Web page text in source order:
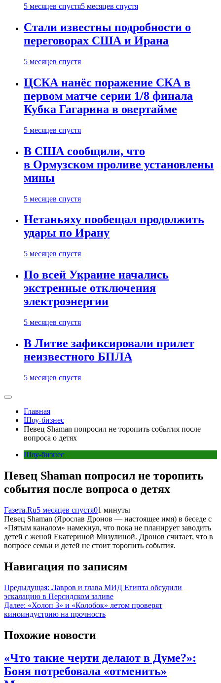
5 месяцев спустя5 месяцев спустя
Стали известны подробности о
переговорах США и Ирана
5 месяцев спустя
ЦСКА нанёс поражение СКА в
первом матче серии 1/8 финала
Кубка Гагарина в овертайме
5 месяцев спустя
В США сообщили, что
в Ормузском проливе установлены
мины
5 месяцев спустя
Нетаньяху пообещал продолжить
удары по Ирану
5 месяцев спустя
По всей Украине начались
экстренные отключения
электроэнергии
5 месяцев спустя
В Литве зафиксировали прилет
неизвестного БПЛА
5 месяцев спустя
Главная
Шоу-бизнес
Певец Shaman попросил не торопить события после
вопроса о детях
Шоу-бизнес
Певец Shaman попросил не торопить
события после вопроса о детях
Газета.Ru5 месяцев спустя01 минуты
Певец Shaman (Ярослав Дронов — настоящее имя) в беседе с
«Пятым каналом» намекнул, что пока не планирует заводить
детей с женой Екатериной Мизулиной. Дронов считает, что в
вопросе семьи и детей не стоит торопить события.
Навигация по записям
Предыдущая: Лавров и глава МИД Египта обсудили
эскалацию в Персидском заливе
Далее: «Холоп 3» и «Колобок» летом проверят
киноиндустрию на прочность
Похожие новости
«Что такие черти делают в Думе?»:
Боня потребовала «отменить»